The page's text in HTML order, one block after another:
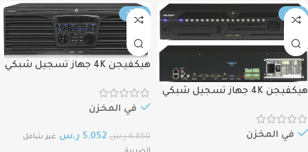
-21%
هيكفيجن 4K جهاز تسجيل شبكي
NVR,1.5U AcuSense 64CH DS‐
في المخزن
-24%
هيكفيجن 4K جهاز تسجيل شبكي
الكهرباء HIKVISION 4K NVR,1.5U
AcuSense 32CH DS‐9632NI‐I16, 16
في المخزن
6,650 ر.س 5,052 ر.س غير شامل